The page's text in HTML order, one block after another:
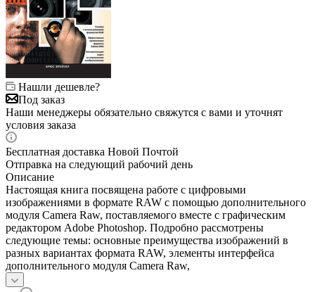
Нашли дешевле?
Под заказ
Наши менеджеры обязательно свяжутся с вами и уточнят
условия заказа
Бесплатная доставка Новой Почтой
Отправка на следующий рабочий день
Описание
Настоящая книга посвящена работе с цифровыми
изображениями в формате RAW с помощью дополнительного
модуля Camera Raw, поставляемого вместе с графическим
редактором Adobe Photoshop. Подробно рассмотрены
следующие темы: основные преимущества изображений в
разных вариантах формата RAW, элементы интерфейса
дополнительного модуля Camera Raw,